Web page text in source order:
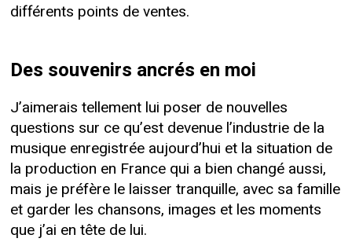
différents points de ventes.
Des souvenirs ancrés en moi
J’aimerais tellement lui poser de nouvelles
questions sur ce qu’est devenue l’industrie de la
musique enregistrée aujourd’hui et la situation de
la production en France qui a bien changé aussi,
mais je préfère le laisser tranquille, avec sa famille
et garder les chansons, images et les moments
que j’ai en tête de lui.